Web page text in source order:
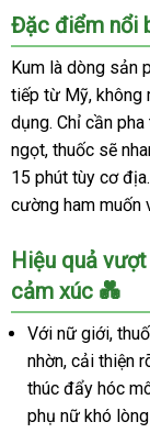
Thuốc
Kích
Dục
Kum
Nam
Nữ
Tăng
Khoái
Cảm
Mẽ
Mỹ
Đặc điểm nổi
Kum là dòng sản
tiếp từ Mỹ, không
dụng. Chỉ cần
ngọt, thuốc sẽ
15 phút tùy cơ
cường ham muốn
Hiệu quả
cảm xúc 💑
Với nữ giới,
nhờn, cải thiện
thúc đẩy hóc
phụ nữ khó